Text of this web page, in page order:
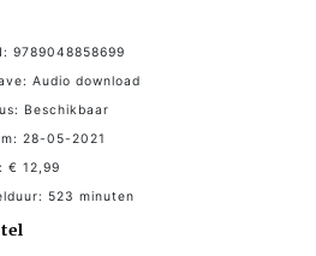
9789048858699
Audio download
Beschikbaar
28-05-2021
€ 12,99
523 minuten